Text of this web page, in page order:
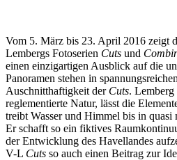
Vom 5. März bis 23. April 2016 zeigt
Lembergs Fotoserien Cuts und
einen einzigartigen Ausblick auf die
Panoramen stehen in
Auschnitthaftigkeit der Cuts.
reglementierte Natur, lässt die
treibt Wasser und Himmel bis in quasi
Er schafft so ein fiktives
der Entwicklung des Havellandes
V-L Cuts so auch einen Beitrag zur